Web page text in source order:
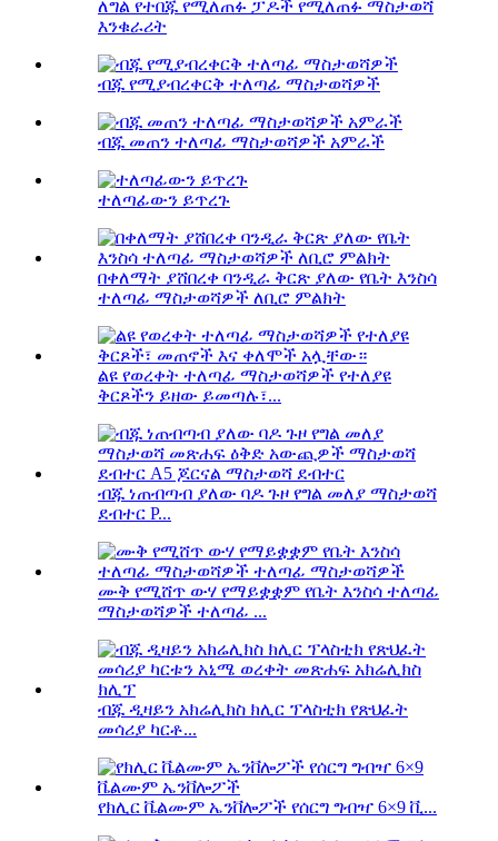
ለግል የተበጁ የሚለጠፉ ፓዶች የሚለጠፉ ማስታወሻ
እንቁራሪት
ብጁ የሚያብረቀርቅ ተለጣፊ ማስታወሻዎች
ብጁ መጠን ተለጣፊ ማስታወሻዎች አምራች
ተለጣፊውን ይጥረጉ
በቀለማት ያሸበረቀ ባንዲራ ቅርጽ ያለው የቤት እንስሳ
ተለጣፊ ማስታወሻዎች ለቢሮ ምልክት
ልዩ የወረቀት ተለጣፊ ማስታወሻዎች የተለያዩ
ቅርጾችን ይዘው ይመጣሉ፣...
ብጁ ነጠብጣብ ያለው ባዶ ጉዞ የግል መለያ ማስታወሻ
ደብተር P...
ሙቅ የሚሸጥ ውሃ የማይቋቋም የቤት እንስሳ ተለጣፊ
ማስታወሻዎች ተለጣፊ ...
ብጁ ዲዛይን አክሬሊክስ ክሊር ፕላስቲክ የጽህፈት
መሳሪያ ካርቶ...
የክሊር ቬልሙም ኤንቨሎፖች የሰርግ ግብዣ 6×9 ቪ...